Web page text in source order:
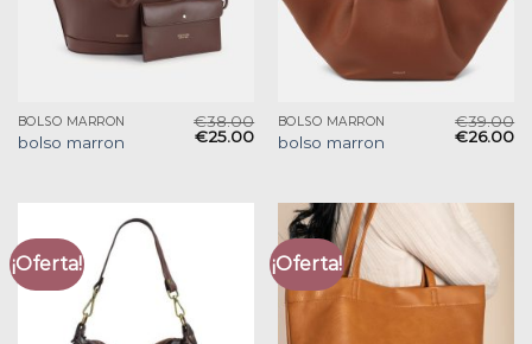
BOLSO MARRON
bolso marron
€38.00
€25.00
BOLSO MARRON
bolso marron
€39.00
€26.00
¡Oferta! ¡Oferta!